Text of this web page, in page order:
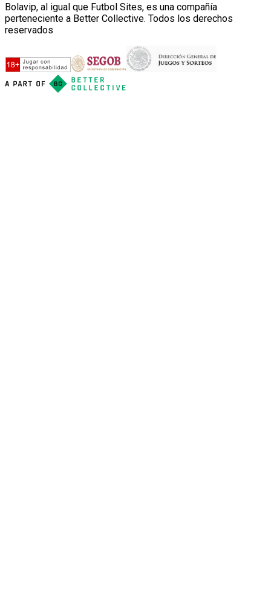
Bolavip, al igual que Futbol Sites, es una compañía
perteneciente a Better Collective. Todos los derechos
reservados